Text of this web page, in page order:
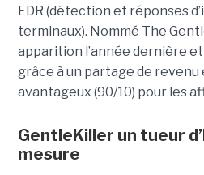
EDR (détection et réponses
terminaux). Nommé The
apparition l’année dernière
grâce à un partage de
avantageux (90/10) pour les
GentleKiller un tueur
mesure